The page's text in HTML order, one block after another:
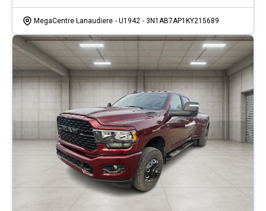
MegaCentre Lanaudiere - U1942 - 3N1AB7AP1KY215689